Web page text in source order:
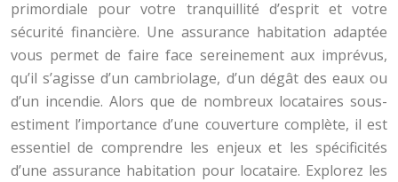
primordiale pour votre tranquillité d’esprit et votre
sécurité financière. Une assurance habitation adaptée
vous permet de faire face sereinement aux imprévus,
qu’il s’agisse d’un cambriolage, d’un dégât des eaux ou
d’un incendie. Alors que de nombreux locataires sous-
estiment l’importance d’une couverture complète, il est
essentiel de comprendre les enjeux et les spécificités
d’une assurance habitation pour locataire. Explorez les